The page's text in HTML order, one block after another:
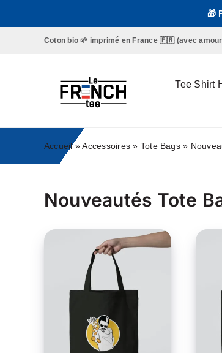
🎁
Coton bio 🌱 imprimé en France 🇫🇷 (avec amour
Tee Shirt
Accueil»Accessoires » Tote Bags»
Nouveautés Tote